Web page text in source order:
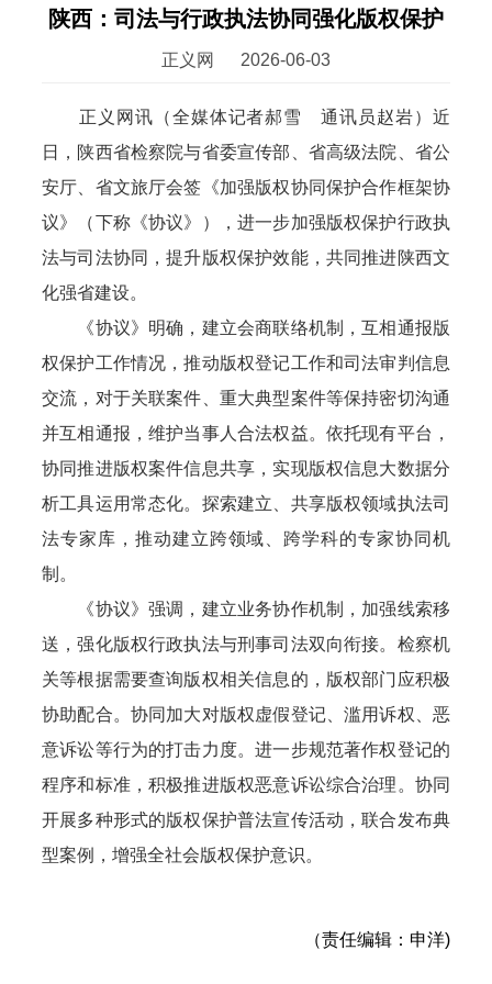
陕西：司法与行政执法协同强化版权保护
正义网 2026-06-03
正义网讯（全媒体记者郝雪 通讯员赵岩）近
日，陕西省检察院与省委宣传部、省高级法院、省公
安厅、省文旅厅会签《加强版权协同保护合作框架协
议》（下称《协议》），进一步加强版权保护行政执
法与司法协同，提升版权保护效能，共同推进陕西文
化强省建设。
《协议》明确，建立会商联络机制，互相通报版
权保护工作情况，推动版权登记工作和司法审判信息
交流，对于关联案件、重大典型案件等保持密切沟通
并互相通报，维护当事人合法权益。依托现有平台，
协同推进版权案件信息共享，实现版权信息大数据分
析工具运用常态化。探索建立、共享版权领域执法司
法专家库，推动建立跨领域、跨学科的专家协同机
制。
《协议》强调，建立业务协作机制，加强线索移
送，强化版权行政执法与刑事司法双向衔接。检察机
关等根据需要查询版权相关信息的，版权部门应积极
协助配合。协同加大对版权虚假登记、滥用诉权、恶
意诉讼等行为的打击力度。进一步规范著作权登记的
程序和标准，积极推进版权恶意诉讼综合治理。协同
开展多种形式的版权保护普法宣传活动，联合发布典
型案例，增强全社会版权保护意识。
（责任编辑：申洋)